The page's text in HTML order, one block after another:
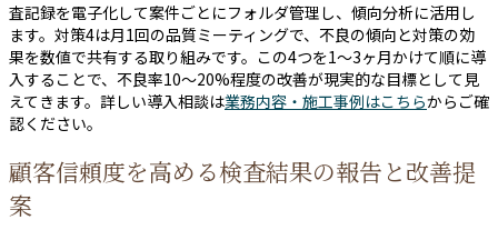
査記録を電子化して案件ごとにフォルダ管理し、傾向分析に活用し
ます。対策4は月1回の品質ミーティングで、不良の傾向と対策の効
果を数値で共有する取り組みです。この4つを1〜3ヶ月かけて順に導
入することで、不良率10〜20%程度の改善が現実的な目標として見
えてきます。詳しい導入相談は業務内容・施工事例はこちらからご確
認ください。
顧客信頼度を高める検査結果の報告と改善提
案